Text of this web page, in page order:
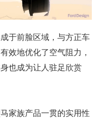
于前脸区域，与方正车
效地优化了空气阻力，
也成为让人驻足欣赏
家族产品一贯的实用性